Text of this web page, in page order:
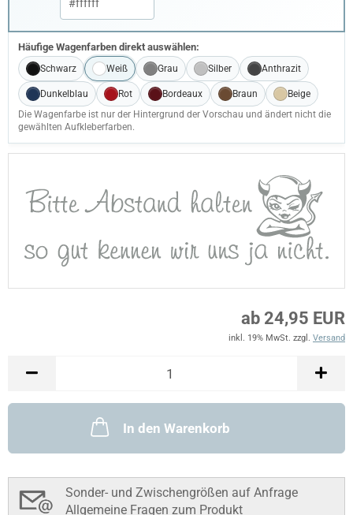
Häufige Wagenfarben direkt auswählen:
Schwarz Weiß Grau Silber Anthrazit
Dunkelblau Rot Bordeaux Braun
Beige
Die Wagenfarbe ist nur der Hintergrund der Vorschau und ändert nicht die
gewählten Aufkleberfarben.
ab 24,95 EUR
inkl. 19% MwSt. zzgl. Versand
In den Warenkorb
Sonder- und Zwischengrößen auf Anfrage
Allgemeine Fragen zum Produkt